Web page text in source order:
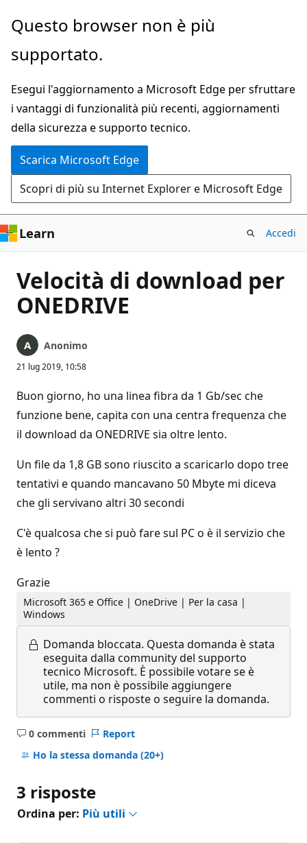
Ignora
passa
contenuto
principale
Questo browser non è più
supportato.
Esegui l'aggiornamento a Microsoft Edge per sfruttare
i vantaggi di funzionalità più recenti, aggiornamenti
della sicurezza e supporto tecnico.
Scarica Microsoft Edge
Scopri di più su Internet Explorer e Microsoft Edge
Learn Accedi
Velocità di download per
ONEDRIVE
Anonimo
21 lug 2019, 10:58
Buon giorno, ho una linea fibra da 1 Gb/sec che
funzione bene, capita con una centra frequenza che
il download da ONEDRIVE sia oltre lento.
Un file da 1,8 GB sono riuscito a scaricarlo dopo tree
tentativi e quando mancavano 50 Mbyte mi diceva
che gli servivano altri 30 secondi
C'è qualcosa che si può fare sul PC o è il servizio che
è lento ?
Grazie
Microsoft 365 e Office | OneDrive | Per la casa |
Windows
Domanda bloccata. Questa domanda è stata
eseguita dalla community del supporto
tecnico Microsoft. È possibile votare se è
utile, ma non è possibile aggiungere
commenti o risposte o seguire la domanda.
0 commenti
Nessun
commento
Report
Ho la stessa domanda (20+)
3 risposte
Ordina per: Più utili